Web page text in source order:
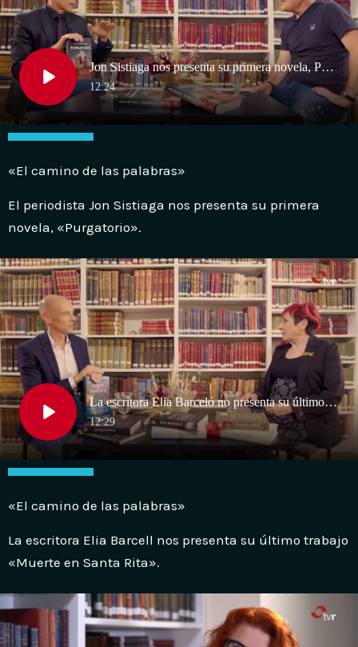
«El camino de las palabras»
El periodista Jon Sistiaga nos presenta su primera
novela, «Purgatorio».
«El camino de las palabras»
La escritora Elia Barcell nos presenta su último trabajo
«Muerte en Santa Rita».